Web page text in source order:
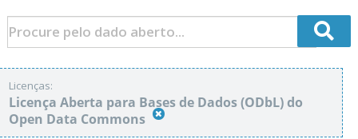
Licenças:
Licença Aberta para Bases de Dados (ODbL) do
Open Data Commons